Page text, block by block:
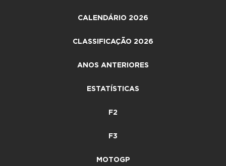
CALENDÁRIO 2026
CLASSIFICAÇÃO 2026
ANOS ANTERIORES
ESTATÍSTICAS
F2
F3
MOTOGP